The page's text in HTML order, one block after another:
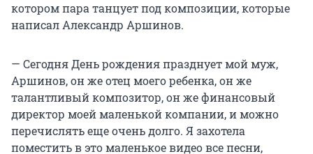
котором пара танцует под композиции, которые
написал Александр Аршинов.
— Сегодня День рождения празднует мой муж,
Аршинов, он же отец моего ребенка, он же
талантливый композитор, он же финансовый
директор моей маленькой компании, и можно
перечислять еще очень долго. Я захотела
поместить в это маленькое видео все песни,